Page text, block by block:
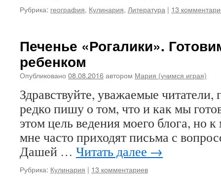
Рубрика: география, Кулинария, Литература | 13
Печенье «Рогалики».
ребенком
Опубликовано 08.08.2016автором Мария (учимся играя)
Здравствуйте, уважаемые читатели,
редко пишу о том, что и как мы
этом цель ведения моего блога, но
мне часто приходят письма с
Дашей … Читать далее →
Рубрика: Кулинария | 13 комментариев